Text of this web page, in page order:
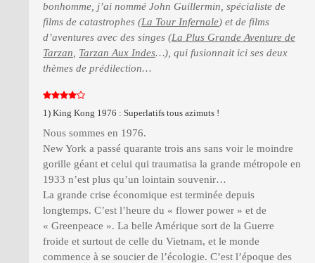
bonhomme, j’ai nommé John Guillermin, spécialiste de
films de catastrophes (La Tour Infernale) et de films
d’aventures avec des singes (La Plus Grande Aventure de
Tarzan
Tarzan Aux Indes…), qui fusionnait ici ses deux
thèmes de prédilection…
1) King Kong 1976 : Superlatifs tous azimuts !
Nous sommes en 1976.
New York a passé quarante trois ans sans voir le moindre
gorille géant et celui qui traumatisa la grande métropole en
1933 n’est plus qu’un lointain souvenir…
La grande crise économique est terminée depuis
longtemps. C’est l’heure du « flower power » et de
« Greenpeace ». La belle Amérique sort de la Guerre
froide et surtout de celle du Vietnam, et le monde
commence à se soucier de l’écologie. C’est l’époque des